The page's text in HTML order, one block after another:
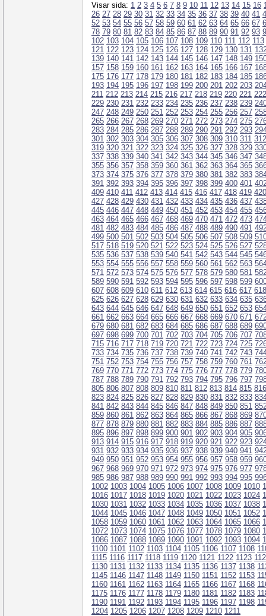
Visar sida: 1 2 3 4 5 6 7 8 9 10 11 12 13 14 15 16
26 27 28 29 30 31 32 33 34 35 36 37 38 39 40 41
52 53 54 55 56 57 58 59 60 61 62 63 64 65 66 67
78 79 80 81 82 83 84 85 86 87 88 89 90 91 92 93
102 103 104 105 106 107 108 109 110 111 112 113
121 122 123 124 125 126 127 128 129 130 131
139 140 141 142 143 144 145 146 147 148 149
157 158 159 160 161 162 163 164 165 166 167
175 176 177 178 179 180 181 182 183 184 185
193 194 195 196 197 198 199 200 201 202 203
211 212 213 214 215 216 217 218 219 220 221 222
229 230 231 232 233 234 235 236 237 238 239
247 248 249 250 251 252 253 254 255 256 257
265 266 267 268 269 270 271 272 273 274 275
283 284 285 286 287 288 289 290 291 292 293
301 302 303 304 305 306 307 308 309 310 311 312
319 320 321 322 323 324 325 326 327 328 329
337 338 339 340 341 342 343 344 345 346 347
355 356 357 358 359 360 361 362 363 364 365
373 374 375 376 377 378 379 380 381 382 383
391 392 393 394 395 396 397 398 399 400 401
409 410 411 412 413 414 415 416 417 418 419 420
427 428 429 430 431 432 433 434 435 436 437
445 446 447 448 449 450 451 452 453 454 455
463 464 465 466 467 468 469 470 471 472 473
481 482 483 484 485 486 487 488 489 490 491
499 500 501 502 503 504 505 506 507 508 509
517 518 519 520 521 522 523 524 525 526 527
535 536 537 538 539 540 541 542 543 544 545
553 554 555 556 557 558 559 560 561 562 563
571 572 573 574 575 576 577 578 579 580 581
589 590 591 592 593 594 595 596 597 598 599
607 608 609 610 611 612 613 614 615 616 617 618
625 626 627 628 629 630 631 632 633 634 635
643 644 645 646 647 648 649 650 651 652 653
661 662 663 664 665 666 667 668 669 670 671
679 680 681 682 683 684 685 686 687 688 689
697 698 699 700 701 702 703 704 705 706 707
715 716 717 718 719 720 721 722 723 724 725
733 734 735 736 737 738 739 740 741 742 743
751 752 753 754 755 756 757 758 759 760 761
769 770 771 772 773 774 775 776 777 778 779
787 788 789 790 791 792 793 794 795 796 797
805 806 807 808 809 810 811 812 813 814 815 816
823 824 825 826 827 828 829 830 831 832 833
841 842 843 844 845 846 847 848 849 850 851
859 860 861 862 863 864 865 866 867 868 869
877 878 879 880 881 882 883 884 885 886 887
895 896 897 898 899 900 901 902 903 904 905
913 914 915 916 917 918 919 920 921 922 923
931 932 933 934 935 936 937 938 939 940 941
949 950 951 952 953 954 955 956 957 958 959
967 968 969 970 971 972 973 974 975 976 977
985 986 987 988 989 990 991 992 993 994 995
1002 1003 1004 1005 1006 1007 1008 1009 1010
1016 1017 1018 1019 1020 1021 1022 1023 1024
1030 1031 1032 1033 1034 1035 1036 1037 1038
1044 1045 1046 1047 1048 1049 1050 1051 1052
1058 1059 1060 1061 1062 1063 1064 1065 1066
1072 1073 1074 1075 1076 1077 1078 1079 1080
1086 1087 1088 1089 1090 1091 1092 1093 1094
1100 1101 1102 1103 1104 1105 1106 1107 1108
1115 1116 1117 1118 1119 1120 1121 1122 1123
1130 1131 1132 1133 1134 1135 1136 1137 1138
1145 1146 1147 1148 1149 1150 1151 1152 1153
1160 1161 1162 1163 1164 1165 1166 1167 1168
1175 1176 1177 1178 1179 1180 1181 1182 1183
1190 1191 1192 1193 1194 1195 1196 1197 1198
1204 1205 1206 1207 1208 1209 1210 1211